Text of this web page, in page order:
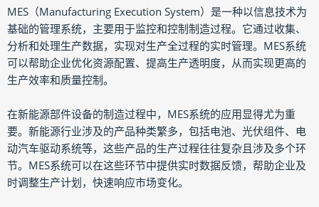
MES（Manufacturing Execution System）是一种以信息技术为
基础的管理系统，主要用于监控和控制制造过程。它通过收集、
分析和处理生产数据，实现对生产全过程的实时管理。MES系统
可以帮助企业优化资源配置、提高生产透明度，从而实现更高的
生产效率和质量控制。
在新能源部件设备的制造过程中，MES系统的应用显得尤为重
要。新能源行业涉及的产品种类繁多，包括电池、光伏组件、电
动汽车驱动系统等，这些产品的生产过程往往复杂且涉及多个环
节。MES系统可以在这些环节中提供实时数据反馈，帮助企业及
时调整生产计划，快速响应市场变化。